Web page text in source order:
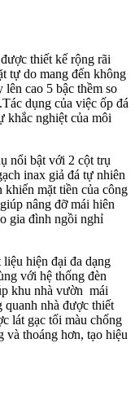
thiết kế rộng rãi
tự do mang đến không
lên cao 5 bậc thềm so
dụng của việc ốp đá
khắc nghiệt của môi
nổi bật với 2 cột trụ
inax giả đá tự nhiên
khiến mặt tiền của công
nâng đỡ mái hiên
gia đình ngồi nghỉ
hiện đại đa dạng
với hệ thống đèn
khu nhà vườn mái
nhà được thiết
lát gạc tối màu chống
và thoáng hơn, tạo hiệu